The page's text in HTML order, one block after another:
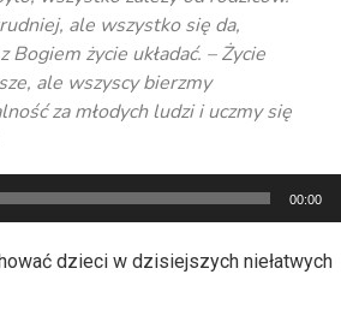
ale wszystko się da,
Bogiem życie układać. – Życie
ale wszyscy bierzmy
za młodych ludzi i uczmy się
00:00
dzieci w dzisiejszych niełatwych